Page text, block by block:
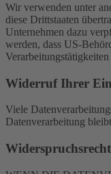
Wir verwenden unter
diese Drittstaaten
Unternehmen dazu
werden, dass US-
Widerruf Ihrer
Viele
Datenverarbeitung